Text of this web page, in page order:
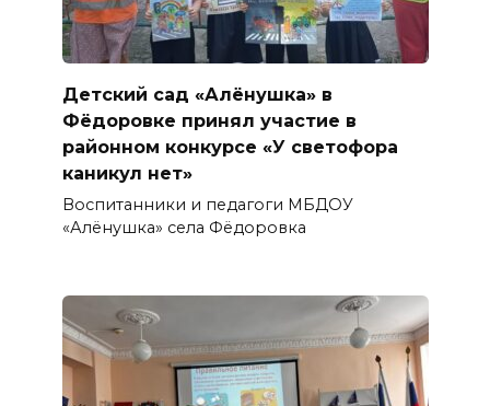
Детский сад «Алёнушка» в
Фёдоровке принял участие в
районном конкурсе «У светофора
каникул нет»
Воспитанники и педагоги МБДОУ
«Алёнушка» села Фёдоровка